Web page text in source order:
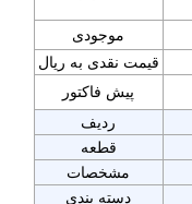
موجودی
قیمت نقدی به ریال
پیش فاکتور
ردیف
قطعه
مشخصات
دسته بندی